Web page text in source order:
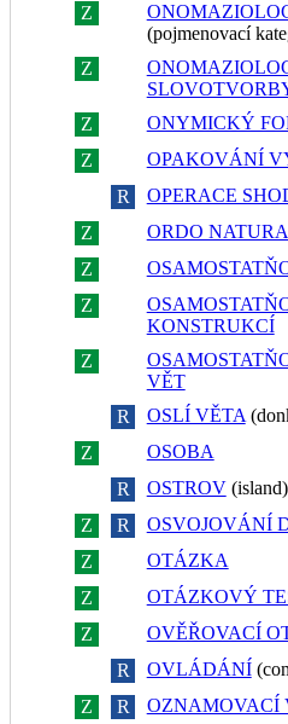
Z
(pojmenovací
Z
Z
ONYMICKÝ
Z
OPAKOVÁNÍ
R
OPERACE
Z
ORDO
Z
Z
KONSTRUKCÍ
Z
VĚT
R OSLÍ VĚTA
Z
OSOBA
R OSTROV(island)
Z
R
OSVOJOVÁNÍ
Z
OTÁZKA
Z
OTÁZKOVÝ
Z
OVĚŘOVACÍ
R OVLÁDÁNÍ
Z
R
OZNAMOVACÍ